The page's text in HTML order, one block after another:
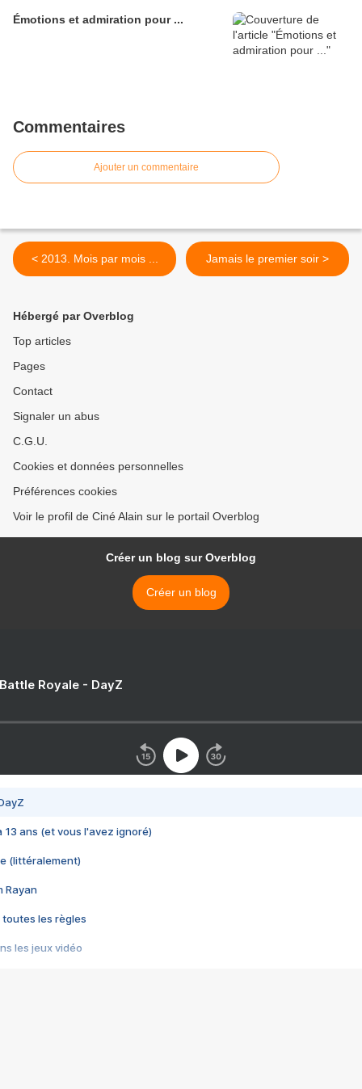
Émotions et admiration pour ...
Commentaires
Ajouter un commentaire
< 2013. Mois par mois ... Jamais le premier soir >
Hébergé par Overblog
Top articles
Pages
Contact
Signaler un abus
C.G.U.
Cookies et données personnelles
Préférences cookies
Voir le profil de Ciné Alain sur le portail Overblog
Créer un blog sur Overblog
Créer un blog
Royale - DayZ
13 ans (et vous l'avez ignoré)
(littéralement)
Rayan
toutes les règles
les jeux vidéo